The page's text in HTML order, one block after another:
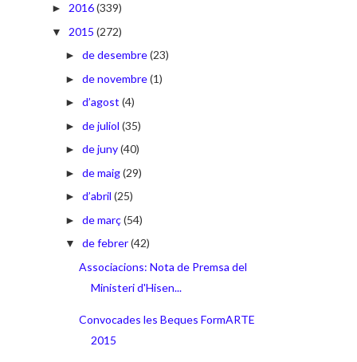
► 2016(339)
▼ 2015 (272)
► de desembre(23)
► de novembre(1)
► d’agost (4)
► de juliol (35)
► de juny(40)
► de maig(29)
► d’abril (25)
► de març(54)
▼ de febrer(42)
Associacions: Nota de Premsa del
Ministeri d'Hisen...
Convocades les Beques FormARTE
2015